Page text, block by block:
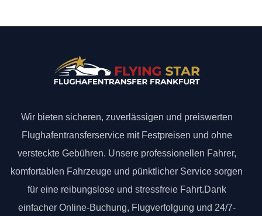
Wir bieten sicheren, zuverlässigen und preiswerten
Flughafentransferservice mit Festpreisen und ohne
versteckte Gebühren. Unsere professionellen Fahrer,
komfortablen Fahrzeuge und pünktlicher Service sorgen
für eine reibungslose und stressfreie Fahrt.Dank
einfacher Online-Buchung, Flugverfolgung und 24/7-